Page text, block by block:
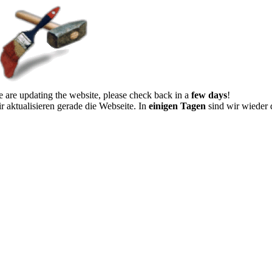
are updating the website, please check back in a few days!
aktualisieren gerade die Webseite. In einigen Tagen sind wir wieder